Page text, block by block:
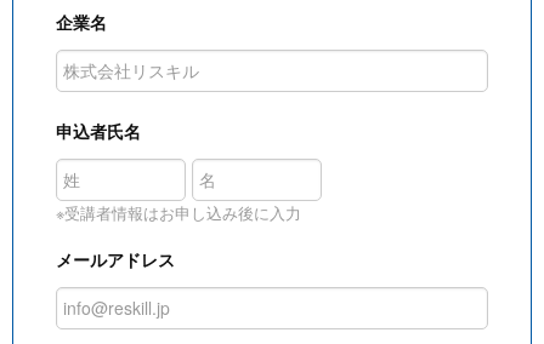
企業名
申込者氏名
※受講者情報はお申し込み後に入力
メールアドレス